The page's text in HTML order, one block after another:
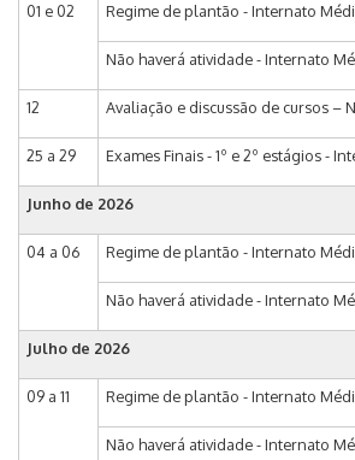
01 e 02 Regime de plantão - Internato
Não haverá atividade - Internato
12 Avaliação e discussão de cursos –
25 a 29 Exames Finais - 1º e 2º estágios -
Junho de 2026
04 a 06 Regime de plantão - Internato
Não haverá atividade - Internato
Julho de 2026
09 a 11 Regime de plantão - Internato
Não haverá atividade - Internato